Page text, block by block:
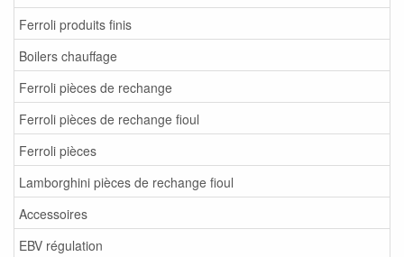
Ferroli produits finis
Boilers chauffage
Ferroli pièces de rechange
Ferroli pièces de rechange fioul
Ferroli pièces
Lamborghini pièces de rechange fioul
Accessoires
EBV régulation